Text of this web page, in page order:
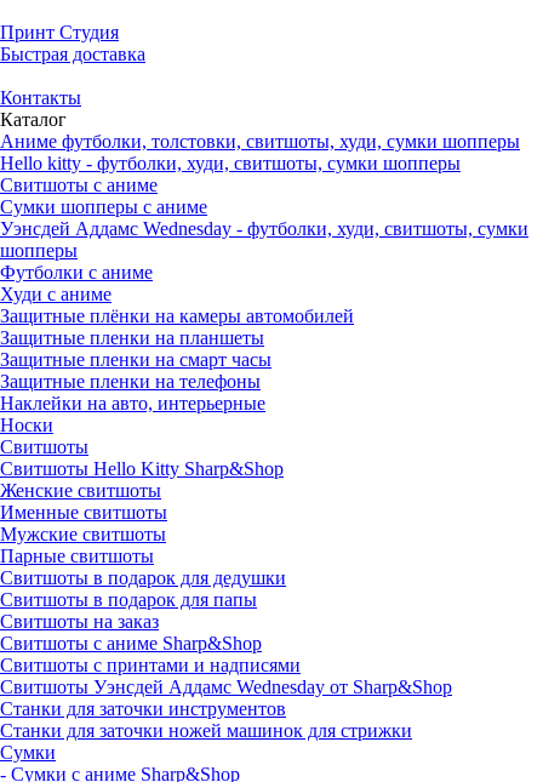
Принт Студия
Быстрая доставка
Контакты
Каталог
Аниме футболки, толстовки, свитшоты, худи, сумки шопперы
Hello kitty - футболки, худи, свитшоты, сумки шопперы
Свитшоты с аниме
Сумки шопперы с аниме
Уэнсдей Аддамс Wednesday - футболки, худи, свитшоты, сумки
шопперы
Футболки с аниме
Худи с аниме
Защитные плёнки на камеры автомобилей
Защитные пленки на планшеты
Защитные пленки на смарт часы
Защитные пленки на телефоны
Наклейки на авто, интерьерные
Носки
Свитшоты
Cвитшоты Hello Kitty Sharp&Shop
Женские свитшоты
Именные свитшоты
Мужские свитшоты
Парные свитшоты
Свитшоты в подарок для дедушки
Свитшоты в подарок для папы
Свитшоты на заказ
Свитшоты с аниме Sharp&Shop
Свитшоты с принтами и надписями
Свитшоты Уэнсдей Аддамс Wednesday от Sharp&Shop
Станки для заточки инструментов
Станки для заточки ножей машинок для стрижки
Сумки
- Сумки с аниме Sharp&Shop